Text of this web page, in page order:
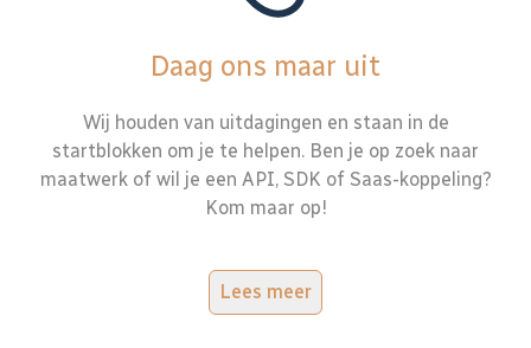
Daag ons maar uit
Wij houden van uitdagingen en staan in de
startblokken om je te helpen. Ben je op zoek naar
maatwerk of wil je een API, SDK of Saas-koppeling?
Kom maar op!
Lees meer